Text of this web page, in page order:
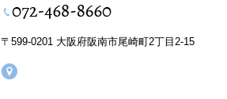
〒599-0201 大阪府阪南市尾崎町2丁目2-15